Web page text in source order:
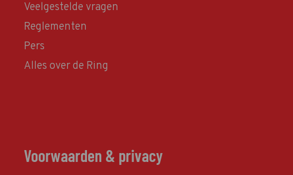
Veelgestelde vragen
Reglementen
Pers
Alles over de Ring
Voorwaarden & privacy